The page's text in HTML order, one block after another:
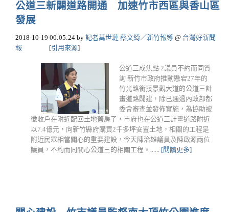
公道三新闢道路開通 加速竹市西區與香山區
發展
2018-10-19 00:05:24 by 記者萬世璉 蔡文綺／新竹報導 @ 台灣好新聞
報
[引用來源]
公道三成焦點 2議員不約而同質
詢 新竹市政府推動懸宕27年的
竹光路銜接景觀大道的公道三計
畫道路闢建，除已通過內政部都
委會審查並發佈實施，為協助被
徵收戶在附近配回土地蓋房子，市府也在公道三計畫道路附近
以7.4億元，向新竹縣府購買2千多坪安置土地，相關的工程是
附近民眾相當關心的重要建設，今天陳治雄議員及陳啟源兩位
議員，不約而同關心公道三的相關工程。...... [閱讀更多]